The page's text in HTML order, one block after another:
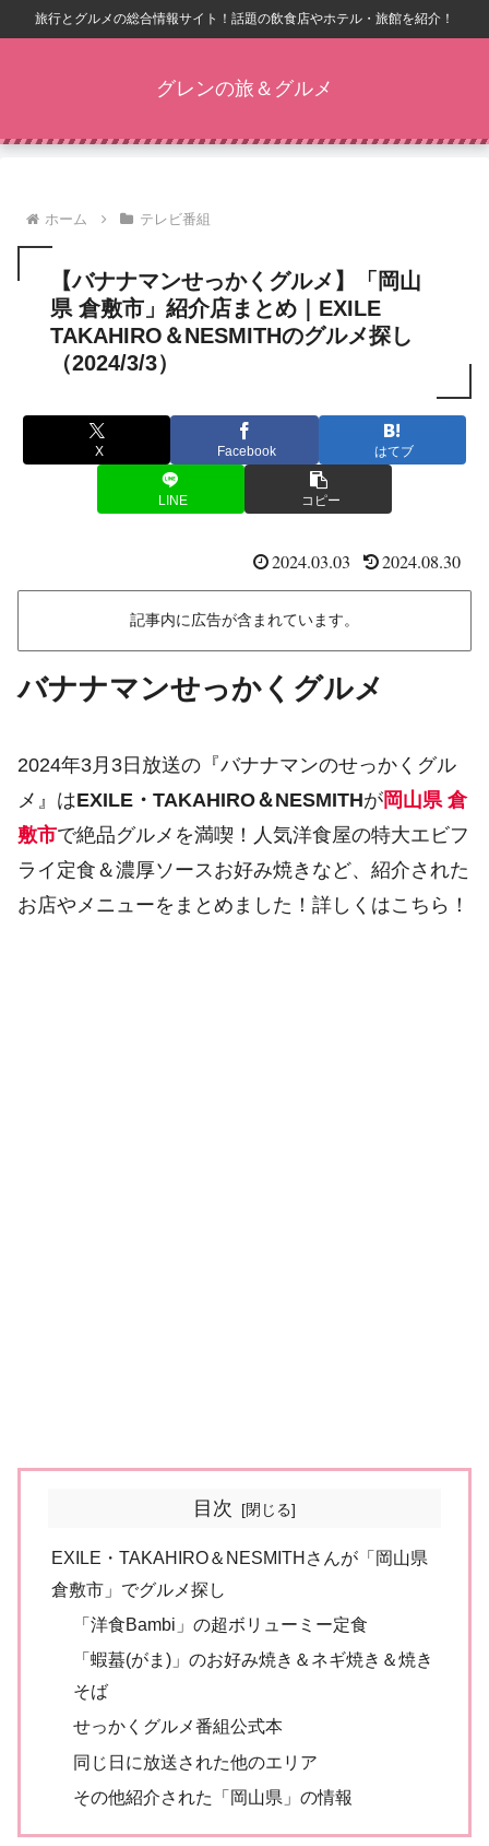
旅行とグルメの総合情報サイト！話題の飲食店やホテル・旅館を紹介！
グレンの旅＆グルメ
ホーム テレビ番組
【バナナマンせっかくグルメ】「岡山
県 倉敷市」紹介店まとめ｜EXILE
TAKAHIRO＆NESMITHのグルメ探し
（2024/3/3）
X Facebook はてブ
LINE コピー
2024.03.03 2024.08.30
記事内に広告が含まれています。
バナナマンせっかくグルメ
2024年3月3日放送の『バナナマンのせっかくグル
メ』はEXILE・TAKAHIRO＆NESMITHが岡山県 倉
敷市で絶品グルメを満喫！人気洋食屋の特大エビフ
ライ定食＆濃厚ソースお好み焼きなど、紹介された
お店やメニューをまとめました！詳しくはこちら！
目次
EXILE・TAKAHIRO＆NESMITHさんが「岡山県
倉敷市」でグルメ探し
「洋食Bambi」の超ボリューミー定食
「蝦蟇(がま)」のお好み焼き＆ネギ焼き＆焼き
そば
せっかくグルメ番組公式本
同じ日に放送された他のエリア
その他紹介された「岡山県」の情報